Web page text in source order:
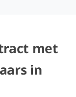
met
in